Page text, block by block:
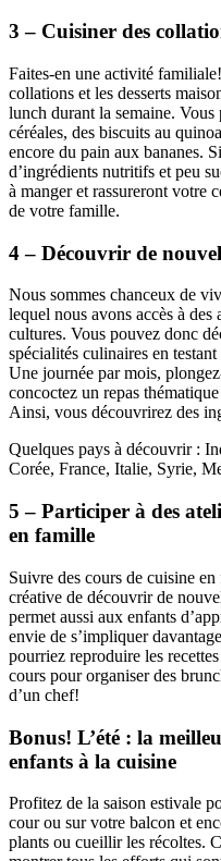
3 – Cuisiner des
Faites-en une activité
collations et les desserts
lunch durant la semaine. Vous
céréales, des biscuits au
encore du pain aux bananes.
d’ingrédients nutritifs et peu
à manger et rassureront votre
de votre famille.
4 – Découvrir de
Nous sommes chanceux de
lequel nous avons accès à
cultures. Vous pouvez donc
spécialités culinaires en
Une journée par mois,
concoctez un repas
Ainsi, vous découvrirez des
Quelques pays à découvrir :
Corée, France, Italie, Syrie,
5 – Participer à des
en famille
Suivre des cours de cuisine
créative de découvrir de
permet aussi aux enfants
envie de s’impliquer
pourriez reproduire les
cours pour organiser des
d’un chef!
Bonus! L’été : la
enfants à la cuisine
Profitez de la saison estivale
cour ou sur votre balcon et
plants ou cueillir les récoltes.